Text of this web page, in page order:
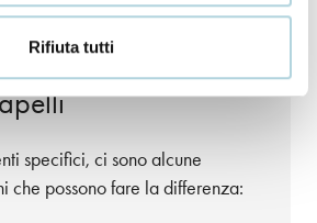
Rifiuta tuttiper evitare
specifici, ci sono alcune
che possono fare la differenza: